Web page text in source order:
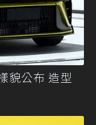
貌公布 造型